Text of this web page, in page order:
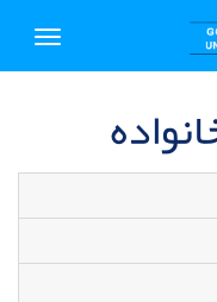
Toggle